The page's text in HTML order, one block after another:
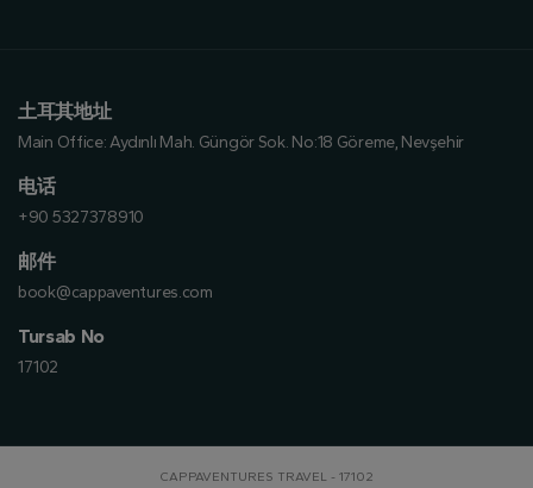
土耳其地址
Main Office:Aydınlı Mah. Güngör Sok. No:18 Göreme, Nevşehir
电话
+90 5327378910
邮件
book@cappaventures.com
Tursab No
17102
CAPPAVENTURES TRAVEL - 17102